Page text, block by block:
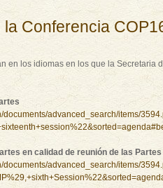
Conferencia
en los idiomas en los que la Secretaria
documents/advanced_search/items/
en calidad de reunión de las
documents/advanced_search/items/